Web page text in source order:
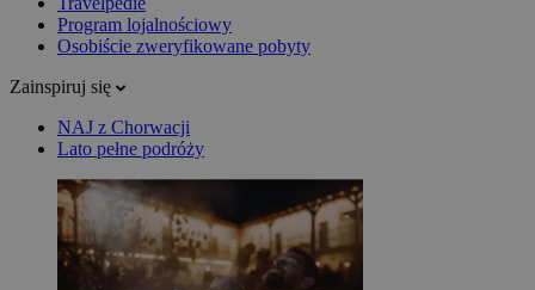
Program lojalnościowy
Osobiście zweryfikowane pobyty
Zainspiruj się
NAJ z Chorwacji
Lato pełne podróży